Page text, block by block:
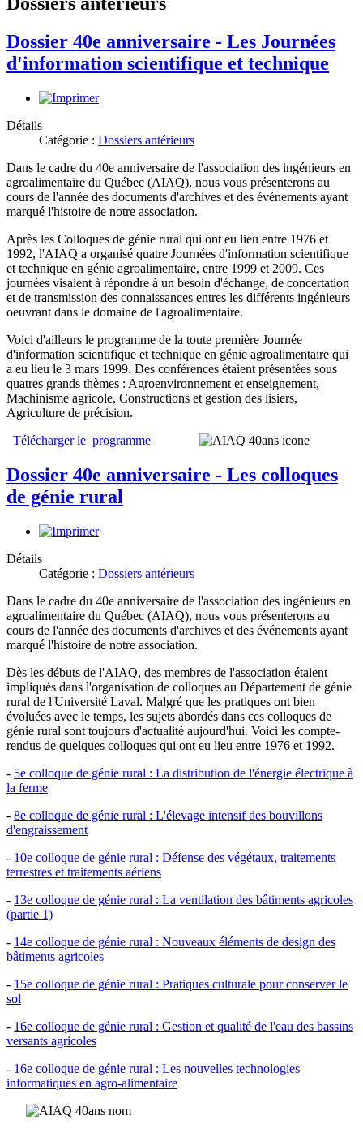
Dossier 40e anniversaire - Les Journées
d'information scientifique et technique
Détails
Catégorie : Dossiers antérieurs
Dans le cadre du 40e anniversaire de l'association des ingénieurs en
agroalimentaire du Québec (AIAQ), nous vous présenterons au
cours de l'année des documents d'archives et des événements ayant
marqué l'histoire de notre association.
Après les Colloques de génie rural qui ont eu lieu entre 1976 et
1992, l'AIAQ a organisé quatre Journées d'information scientifique
et technique en génie agroalimentaire, entre 1999 et 2009. Ces
journées visaient à répondre à un besoin d'échange, de concertation
et de transmission des connaissances entres les différents ingénieurs
oeuvrant dans le domaine de l'agroalimentaire.
Voici d'ailleurs le programme de la toute première Journée
d'information scientifique et technique en génie agroalimentaire qui
a eu lieu le 3 mars 1999. Des conférences étaient présentées sous
quatres grands thèmes : Agroenvironnement et enseignement,
Machinisme agricole, Constructions et gestion des lisiers,
Agriculture de précision.
Télécharger le programme
Dossier 40e anniversaire - Les colloques
de génie rural
Détails
Catégorie : Dossiers antérieurs
Dans le cadre du 40e anniversaire de l'association des ingénieurs en
agroalimentaire du Québec (AIAQ), nous vous présenterons au
cours de l'année des documents d'archives et des événements ayant
marqué l'histoire de notre association.
Dès les débuts de l'AIAQ, des membres de l'association étaient
impliqués dans l'organisation de colloques au Département de génie
rural de l'Université Laval. Malgré que les pratiques ont bien
évoluées avec le temps, les sujets abordés dans ces colloques de
génie rural sont toujours d'actualité aujourd'hui. Voici les compte-
rendus de quelques colloques qui ont eu lieu entre 1976 et 1992.
- 5e colloque de génie rural : La distribution de l'énergie électrique à
la ferme
- 8e colloque de génie rural : L'élevage intensif des bouvillons
d'engraissement
- 10e colloque de génie rural : Défense des végétaux, traitements
terrestres et traitements aériens
- 13e colloque de génie rural : La ventilation des bâtiments agricoles
(partie 1)
- 14e colloque de génie rural : Nouveaux éléments de design des
bâtiments agricoles
- 15e colloque de génie rural : Pratiques culturale pour conserver le
sol
- 16e colloque de génie rural : Gestion et qualité de l'eau des bassins
versants agricoles
- 16e colloque de génie rural : Les nouvelles technologies
informatiques en agro-alimentaire